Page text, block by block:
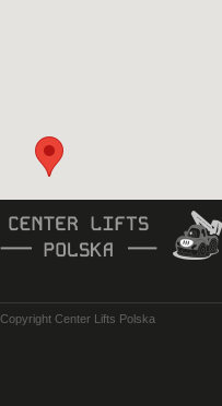
Copyright Center Lifts Polska